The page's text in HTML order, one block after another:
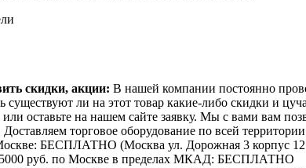
скидки, акции: В нашей компании постоянно
существуют ли на этот товар какие-либо скидки и
оставьте на нашем сайте заявку. Мы с вами вам
Доставляем торговое оборудование по всей
БЕСПЛАТНО (Москва ул. Дорожная 3 корпус 12
15000 руб. по Москве в пределах МКАД: БЕСПЛАТНО